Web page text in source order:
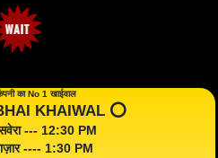
का No 1 खाईवाल
KHAIWAL ⭕️
सवेरा --- 12:30 PM
---- 1:30 PM